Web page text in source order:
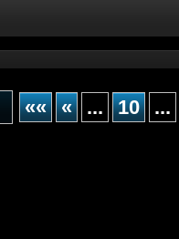
«« « ... 10 ...